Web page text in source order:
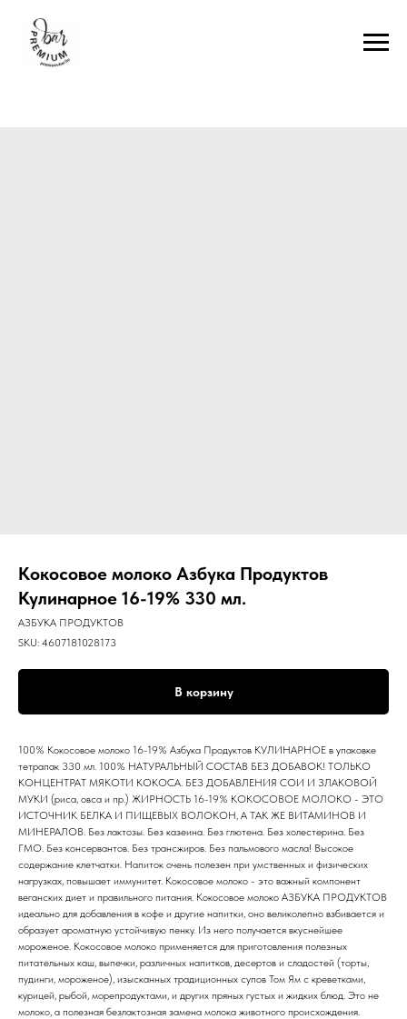
Кокосовое молоко Азбука Продуктов
Кулинарное 16-19% 330 мл.
АЗБУКА ПРОДУКТОВ
SKU: 4607181028173
В корзину
100% Кокосовое молоко 16-19% Азбука Продуктов КУЛИНАРНОЕ в упаковке
тетрапак 330 мл. 100% НАТУРАЛЬНЫЙ СОСТАВ БЕЗ ДОБАВОК! ТОЛЬКО
КОНЦЕНТРАТ МЯКОТИ КОКОСА. БЕЗ ДОБАВЛЕНИЯ СОИ И ЗЛАКОВОЙ
МУКИ (риса, овса и пр.) ЖИРНОСТЬ 16-19% КОКОСОВОЕ МОЛОКО - ЭТО
ИСТОЧНИК БЕЛКА И ПИЩЕВЫХ ВОЛОКОН, А ТАК ЖЕ ВИТАМИНОВ И
МИНЕРАЛОВ. Без лактозы. Без казеина. Без глютена. Без холестерина. Без
ГМО. Без консервантов. Без трансжиров. Без пальмового масла! Высокое
содержание клетчатки. Напиток очень полезен при умственных и физических
нагрузках, повышает иммунитет. Кокосовое молоко - это важный компонент
веганских диет и правильного питания. Кокосовое молоко АЗБУКА ПРОДУКТОВ
идеально для добавления в кофе и другие напитки, оно великолепно взбивается и
образует ароматную устойчивую пенку. Из него получается вкуснейшее
мороженое. Кокосовое молоко применяется для приготовления полезных
питательных каш, выпечки, различных напитков, десертов и сладостей (торты,
пудинги, мороженое), изысканных традиционных супов Том Ям с креветками,
курицей, рыбой, морепродуктами, и других пряных густых и жидких блюд. Это не
молоко, а полезная безлактозная замена молока животного происхождения.